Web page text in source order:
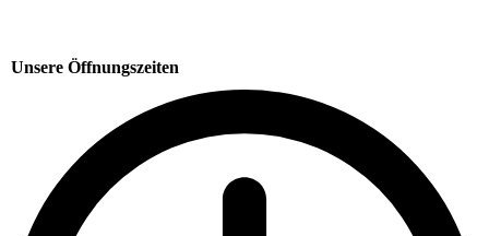
Unsere Öffnungszeiten